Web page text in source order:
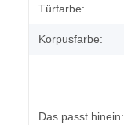
Türfarbe:
Korpusfarbe:
Das passt hinein: